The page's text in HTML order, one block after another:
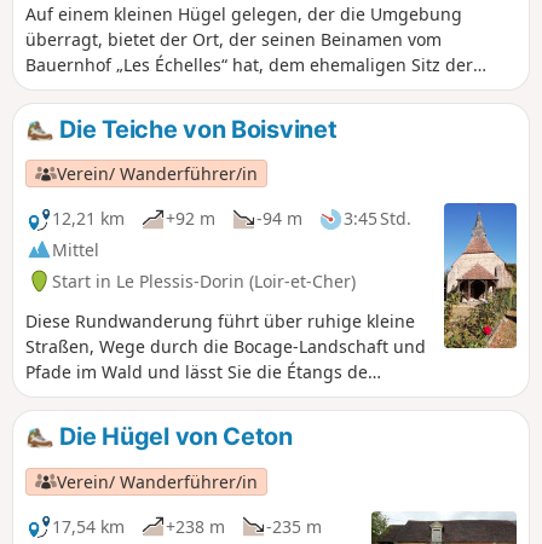
Auf einem kleinen Hügel gelegen, der die Umgebung
überragt, bietet der Ort, der seinen Beinamen vom
Bauernhof „Les Échelles“ hat, dem ehemaligen Sitz der
Pfarrherrschaft, ein gut erhaltenes architektonisches und
landschaftliches Bild, das von der Kirche Saint-Jean-Baptiste
dominiert wird. Diese im12. Jahrhundert erbaute Kirche
wurde im16. Jahrhundert verschönert: Erhalten geblieben
sind das bemalte Holzgewölbe, das – was äußerst selten ist
– auf an den Wänden angebrachten Pfosten ruht, und vor
allem die Überreste eines außergewöhnlichen
Altaraufsatzes aus behauenem und bemaltem Kalkstein aus
dem Jahr 1558. Die Ausstattung wurde im18. Jahrhundert
durch die Anbringung von drei neuen Altarbildern
umgestaltet.
Die Teiche von Boisvinet
Verein/ Wanderführer/in
12,21 km
+92 m -94 m
3:45 Std.
Mittel
Start in Le Plessis-Dorin (Loir-et-Cher)
Diese Rundwanderung führt über ruhige kleine
Straßen, Wege durch die Bocage-Landschaft und
Pfade im Wald und lässt Sie die Étangs de
Boisvinet entdecken. Sie kommen auch an der
Glasbläserei vorbei, die bis 1952 in Betrieb war
und Gegenstand eines Buches von Daphne du
Maurier, „Die Glasbläser“, war.
Die Hügel von Ceton
Verein/ Wanderführer/in
17,54 km
+238 m
-235 m